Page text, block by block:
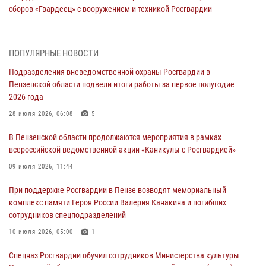
сборов «Гвардеец» с вооружением и техникой Росгвардии
В Пензе сотрудники Росгвардии оказали помощь
05 августа 2026, 04:00
В Пензе при силовой поддержке Росгвардии пресечена
деятельность ОПГ, маскировавшейся под реабилитационный центр
4
В Управлении Росгвардии по Пензенской области подвели итоги
04 августа 2026, 06:08
Росгвардия обеспечила безопасность праздничных мероприятий в
День ВДВ в Пензе
ПОПУЛЯРНЫЕ НОВОСТИ
Подразделения вневедомственной охраны Росгвардии в
Пензенской области подвели итоги работы за первое полугодие
2026 года
28 июля 2026, 06:08 5
В Пензенской области продолжаются мероприятия в рамках
всероссийской ведомственной акции «Каникулы с Росгвардией»
09 июля 2026, 11:44
При поддержке Росгвардии в Пензе возводят мемориальный
комплекс памяти Героя России Валерия Канакина и погибших
сотрудников спецподразделений
10 июля 2026, 05:00 1
Спецназ Росгвардии обучил сотрудников Министерства культуры